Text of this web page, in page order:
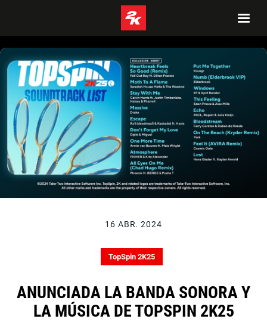
16 ABR. 2024
TopSpin 2K25
ANUNCIADA LA BANDA SONORA Y
LA MÚSICA DE TOPSPIN 2K25